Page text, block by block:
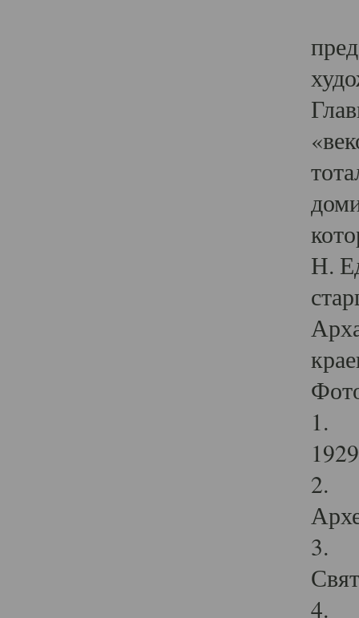
Н.
1.
2.
3.
4.